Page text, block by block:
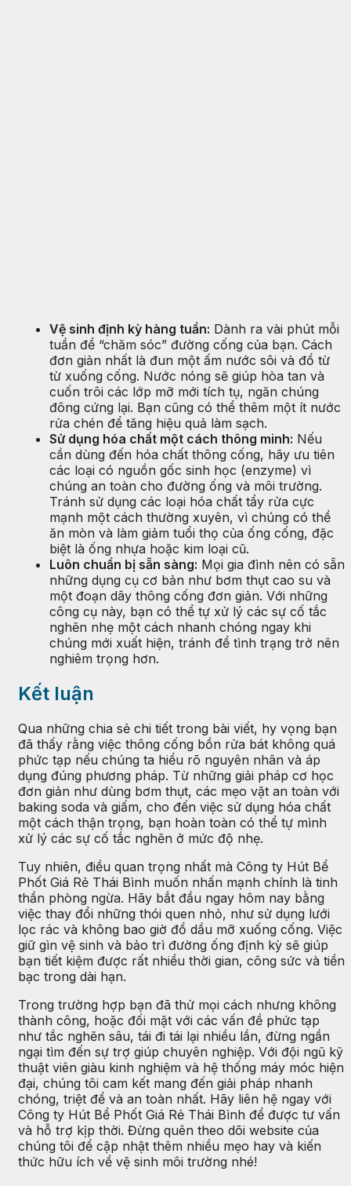
Vệ sinh định kỳ hàng tuần: Dành ra vài phút mỗi
tuần để “chăm sóc” đường cống của bạn. Cách
đơn giản nhất là đun một ấm nước sôi và đổ từ
từ xuống cống. Nước nóng sẽ giúp hòa tan và
cuốn trôi các lớp mỡ mới tích tụ, ngăn chúng
đông cứng lại. Bạn cũng có thể thêm một ít nước
rửa chén để tăng hiệu quả làm sạch.
Sử dụng hóa chất một cách thông minh: Nếu
cần dùng đến hóa chất thông cống, hãy ưu tiên
các loại có nguồn gốc sinh học (enzyme) vì
chúng an toàn cho đường ống và môi trường.
Tránh sử dụng các loại hóa chất tẩy rửa cực
mạnh một cách thường xuyên, vì chúng có thể
ăn mòn và làm giảm tuổi thọ của ống cống, đặc
biệt là ống nhựa hoặc kim loại cũ.
Luôn chuẩn bị sẵn sàng: Mọi gia đình nên có sẵn
những dụng cụ cơ bản như bơm thụt cao su và
một đoạn dây thông cống đơn giản. Với những
công cụ này, bạn có thể tự xử lý các sự cố tắc
nghẽn nhẹ một cách nhanh chóng ngay khi
chúng mới xuất hiện, tránh để tình trạng trở nên
nghiêm trọng hơn.
Kết luận
Qua những chia sẻ chi tiết trong bài viết, hy vọng bạn
đã thấy rằng việc thông cống bồn rửa bát không quá
phức tạp nếu chúng ta hiểu rõ nguyên nhân và áp
dụng đúng phương pháp. Từ những giải pháp cơ học
đơn giản như dùng bơm thụt, các mẹo vặt an toàn với
baking soda và giấm, cho đến việc sử dụng hóa chất
một cách thận trọng, bạn hoàn toàn có thể tự mình
xử lý các sự cố tắc nghẽn ở mức độ nhẹ.
Tuy nhiên, điều quan trọng nhất mà Công ty Hút Bể
Phốt Giá Rẻ Thái Bình muốn nhấn mạnh chính là tinh
thần phòng ngừa. Hãy bắt đầu ngay hôm nay bằng
việc thay đổi những thói quen nhỏ, như sử dụng lưới
lọc rác và không bao giờ đổ dầu mỡ xuống cống. Việc
giữ gìn vệ sinh và bảo trì đường ống định kỳ sẽ giúp
bạn tiết kiệm được rất nhiều thời gian, công sức và tiền
bạc trong dài hạn.
Trong trường hợp bạn đã thử mọi cách nhưng không
thành công, hoặc đối mặt với các vấn đề phức tạp
như tắc nghẽn sâu, tái đi tái lại nhiều lần, đừng ngần
ngại tìm đến sự trợ giúp chuyên nghiệp. Với đội ngũ kỹ
thuật viên giàu kinh nghiệm và hệ thống máy móc hiện
đại, chúng tôi cam kết mang đến giải pháp nhanh
chóng, triệt để và an toàn nhất. Hãy liên hệ ngay với
Công ty Hút Bể Phốt Giá Rẻ Thái Bình để được tư vấn
và hỗ trợ kịp thời. Đừng quên theo dõi website của
chúng tôi để cập nhật thêm nhiều mẹo hay và kiến
thức hữu ích về vệ sinh môi trường nhé!